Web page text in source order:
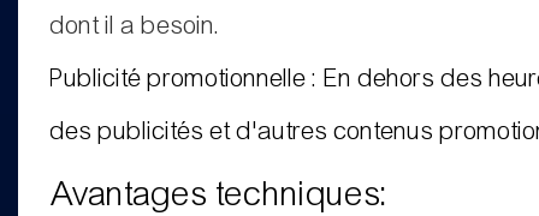
dont il a besoin.
Publicité promotionnelle : En dehors des
des publicités et d'autres contenus
Avantages techniques: